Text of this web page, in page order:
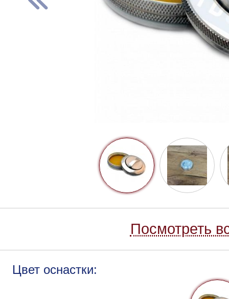
Посмотреть
Цвет оснастки: